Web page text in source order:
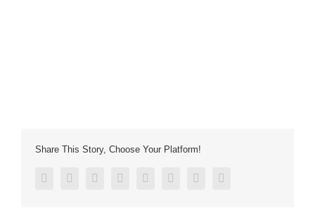
Share This Story, Choose Your Platform!
facebooktwitter linkedinreddit tumblr pinterest